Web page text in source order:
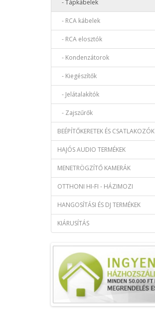
- Tápkábelek
- RCA kábelek
- RCA elosztók
- Kondenzátorok
- Kiegészítők
- Jelátalakítók
- Zajszűrők
BEÉPÍTŐKERETEK ÉS CSATLAKOZÓK
HAJÓS AUDIO TERMÉKEK
MENETRÖGZÍTŐ KAMERÁK
OTTHONI HI-FI - HÁZIMOZI
HANGOSÍTÁSI ÉS DJ TERMÉKEK
KIÁRUSÍTÁS